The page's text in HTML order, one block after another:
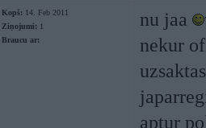
Kopš: 14. Feb 2011
Ziņojumi: 1
Braucu ar:
nu jaa
nekur
aptur